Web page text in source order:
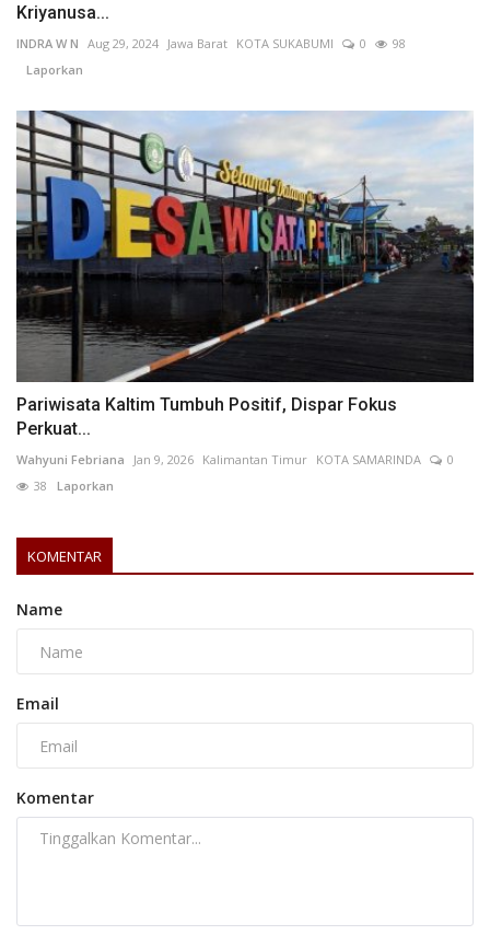
Kriyanusa...
INDRA W N Aug 29, 2024 Jawa Barat KOTA SUKABUMI 0
98
Laporkan
Pariwisata Kaltim Tumbuh Positif, Dispar Fokus
Perkuat...
Wahyuni Febriana Jan 9, 2026 Kalimantan Timur KOTA SAMARINDA
0
38 Laporkan
KOMENTAR
Name
Email
Komentar